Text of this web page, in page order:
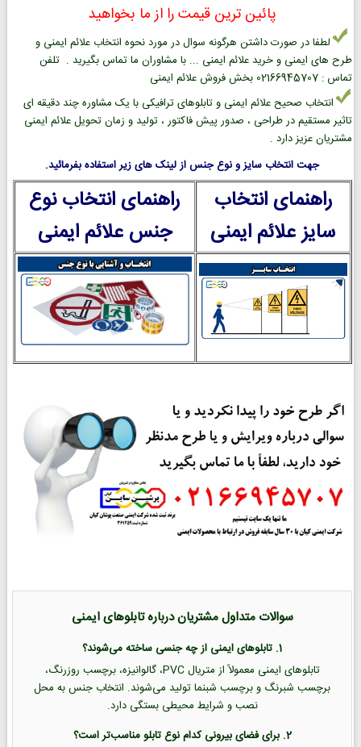
پائین ترین قیمت را از ما بخواهید
لطفا در صورت داشتن هرگونه سوال در مورد نحوه انتخاب علائم ایمنی و
طرح های ایمنی و خرید علائم ایمنی ... با مشاوران ما تماس بگیرید . تلفن
تماس : 02166945707 بخش فروش علائم ایمنی
انتخاب صحیح علائم ایمنی و تابلوهای ترافیکی با یک مشاوره چند دقیقه ای
تاثیر مستقیم در طراحی ، صدور پیش فاکتور ، تولید و زمان تحویل علائم ایمنی
مشتریان عزیز دارد .
جهت انتخاب سایز و نوع جنس از لینک های زیر استفاده بفرمائید.
راهنمای انتخاب
سایز علائم ایمنی
راهنمای انتخاب نوع
جنس علائم ایمنی
سوالات متداول مشتریان درباره تابلوهای ایمنی
1. تابلوهای ایمنی از چه جنسی ساخته می‌شوند؟
تابلوهای ایمنی معمولاً از متریال PVC، گالوانیزه، برچسب روزرنگ،
برچسب شبرنگ و برچسب شبنما تولید می‌شوند. انتخاب جنس به محل
نصب و شرایط محیطی بستگی دارد.
2. برای فضای بیرونی کدام نوع تابلو مناسب‌تر است؟